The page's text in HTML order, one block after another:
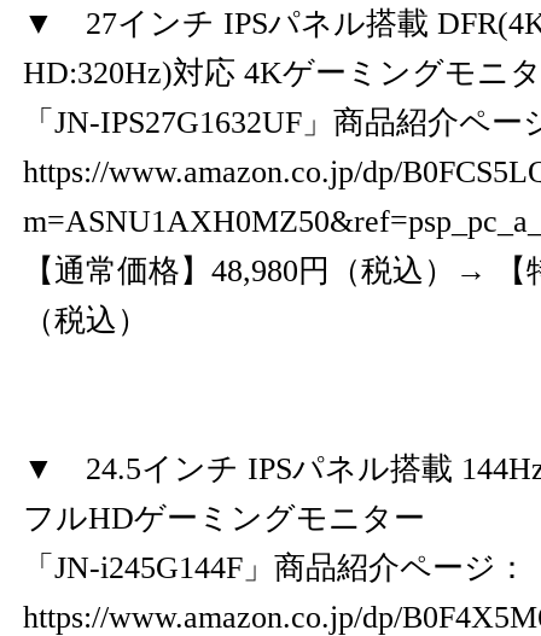
▼ 27インチ IPSパネル搭載
HD:320Hz)対応 4Kゲーミングモニ
「JN-IPS27G1632UF」商品紹介ペー
https://www.amazon.co.jp/dp/
【通常価格】48,980円（税込）→ 【
（税込）
▼ 24.5インチ IPSパネル搭載
フルHDゲーミングモニター
「JN-i245G144F」商品紹介ページ：
https://www.amazon.co.jp/dp/